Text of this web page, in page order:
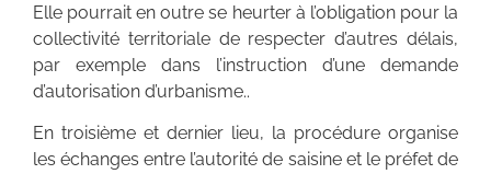
Elle pourrait en outre se heurter à l’obligation pour la
collectivité territoriale de respecter d’autres délais,
par exemple dans l’instruction d’une demande
d’autorisation d’urbanisme..
En troisième et dernier lieu, la procédure organise
les échanges entre l’autorité de saisine et le préfet de